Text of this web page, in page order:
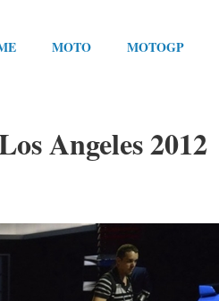
MOTO MOTOGP
Angeles 2012